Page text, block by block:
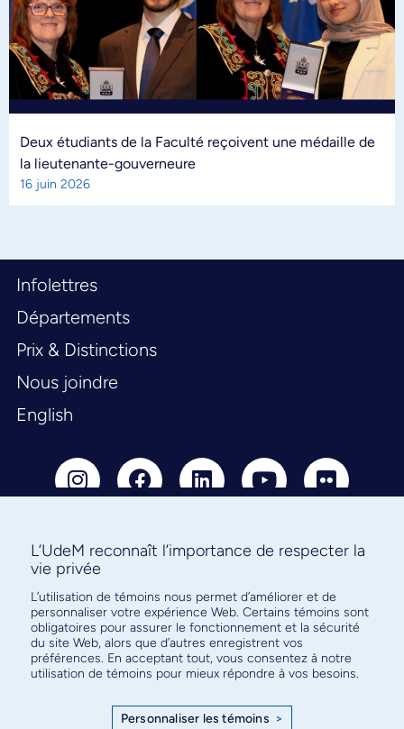
Deux étudiants de la Faculté reçoivent une médaille de
la lieutenante-gouverneure
16 juin 2026
Infolettres
Départements
Prix & Distinctions
Nous joindre
English
Abonnez-vous à notre infolettre
pour connaître l’actualité facultaire
L’UdeM reconnaît l’importance de respecter la
vie privée
L’utilisation de témoins nous permet d’améliorer et de
personnaliser votre expérience Web. Certains témoins sont
obligatoires pour assurer le fonctionnement et la sécurité
du site Web, alors que d’autres enregistrent vos
préférences. En acceptant tout, vous consentez à notre
utilisation de témoins pour mieux répondre à vos besoins.
Personnaliser les témoins >